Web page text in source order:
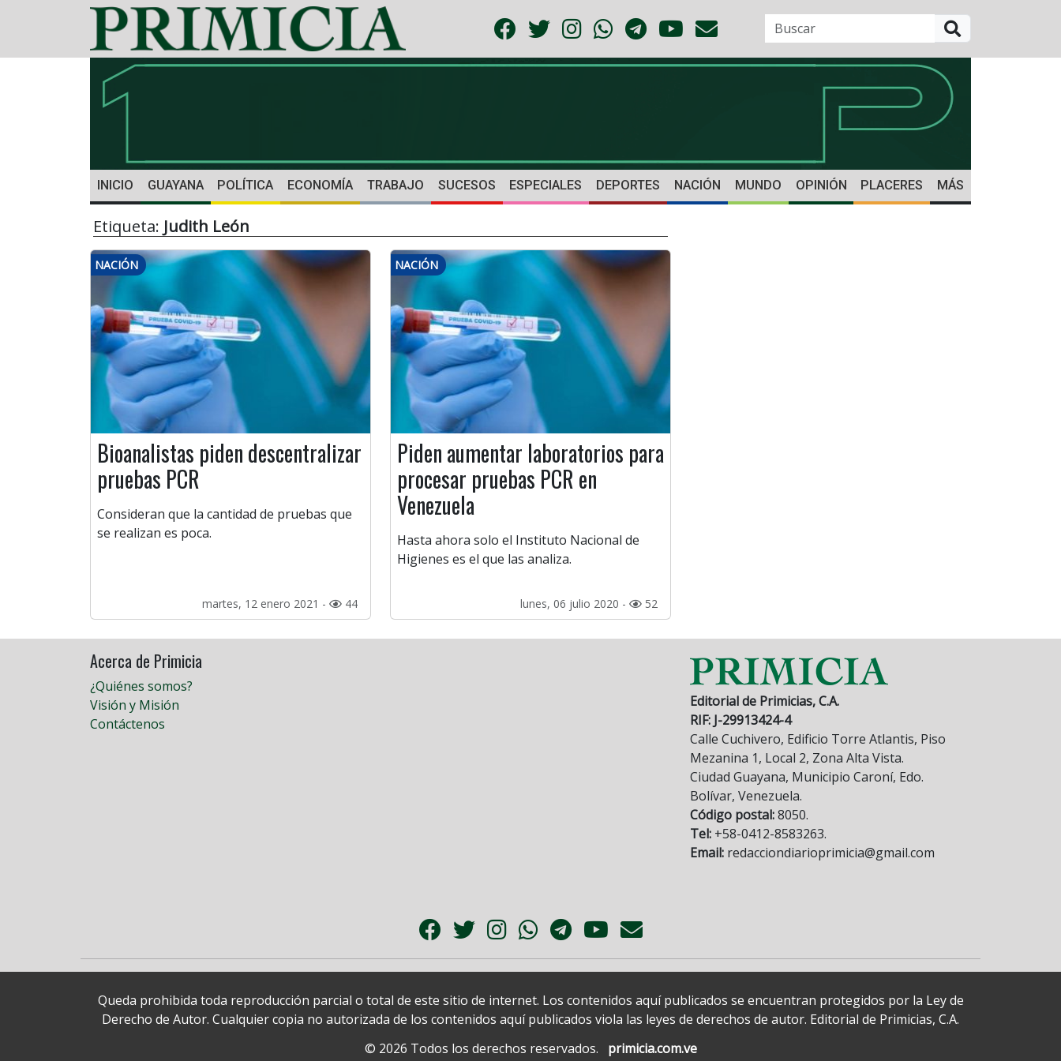
INICIO GUAYANA POLÍTICA ECONOMÍA TRABAJO SUCESOS ESPECIALES DEPORTES NACIÓN MUNDO OPINIÓN PLACERES MÁS
Etiqueta: Judith León
NACIÓN
Bioanalistas piden descentralizar
pruebas PCR
Consideran que la cantidad de pruebas que
se realizan es poca.
martes, 12 enero 2021 - 44
NACIÓN
Piden aumentar laboratorios para
procesar pruebas PCR en
Venezuela
Hasta ahora solo el Instituto Nacional de
Higienes es el que las analiza.
lunes, 06 julio 2020 - 52
Acerca de Primicia
¿Quiénes somos?
Visión y Misión
Contáctenos
Editorial de Primicias, C.A.
RIF: J-29913424-4
Calle Cuchivero, Edificio Torre Atlantis, Piso
Mezanina 1, Local 2, Zona Alta Vista.
Ciudad Guayana, Municipio Caroní, Edo.
Bolívar, Venezuela.
Código postal:8050.
Tel: +58-0412-8583263.
Email: redacciondiarioprimicia@gmail.com
Queda prohibida toda reproducción parcial o total de este sitio de internet. Los contenidos aquí publicados se encuentran protegidos por la Ley de
Derecho de Autor. Cualquier copia no autorizada de los contenidos aquí publicados viola las leyes de derechos de autor. Editorial de Primicias, C.A.
© 2026 Todos los derechos reservados.
primicia.com.ve